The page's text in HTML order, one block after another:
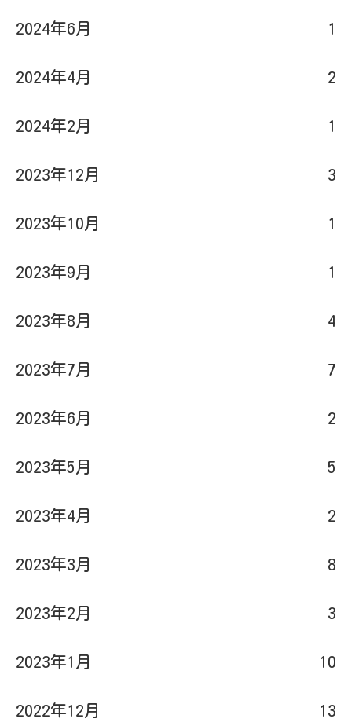
2024年6月 1
2024年4月 2
2024年2月 1
2023年12月 3
2023年10月 1
2023年9月 1
2023年8月 4
2023年7月 7
2023年6月 2
2023年5月 5
2023年4月 2
2023年3月 8
2023年2月 3
2023年1月 10
2022年12月 13